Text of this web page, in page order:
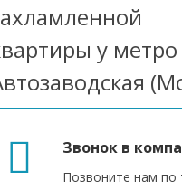
у метро
Звонок в
Позвоните нам по